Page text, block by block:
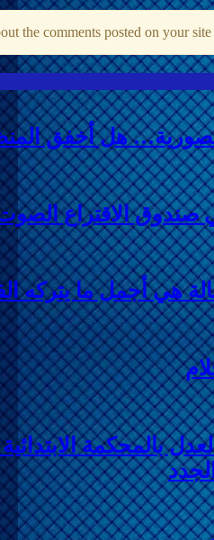
the comments posted on your
هل أخفق
الاقتراع الصوت
هي أجمل ما يتركه
بالمحكمة الابتدائية